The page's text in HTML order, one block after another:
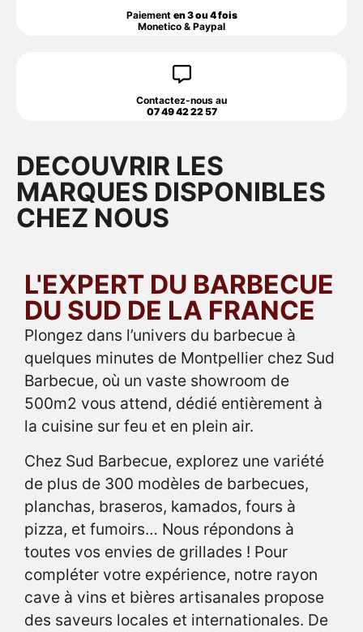
Paiement en 3 ou 4 fois
Monetico & Paypal
Contactez-nous au
07 49 42 22 57
DECOUVRIR LES
MARQUES DISPONIBLES
CHEZ NOUS
L'EXPERT DU BARBECUE
DU SUD DE LA FRANCE
Plongez dans l’univers du barbecue à
quelques minutes de Montpellier chez Sud
Barbecue, où un vaste showroom de
500m2 vous attend, dédié entièrement à
la cuisine sur feu et en plein air.
Chez Sud Barbecue, explorez une variété
de plus de 300 modèles de barbecues,
planchas, braseros, kamados, fours à
pizza, et fumoirs… Nous répondons à
toutes vos envies de grillades ! Pour
compléter votre expérience, notre rayon
cave à vins et bières artisanales propose
des saveurs locales et internationales. De